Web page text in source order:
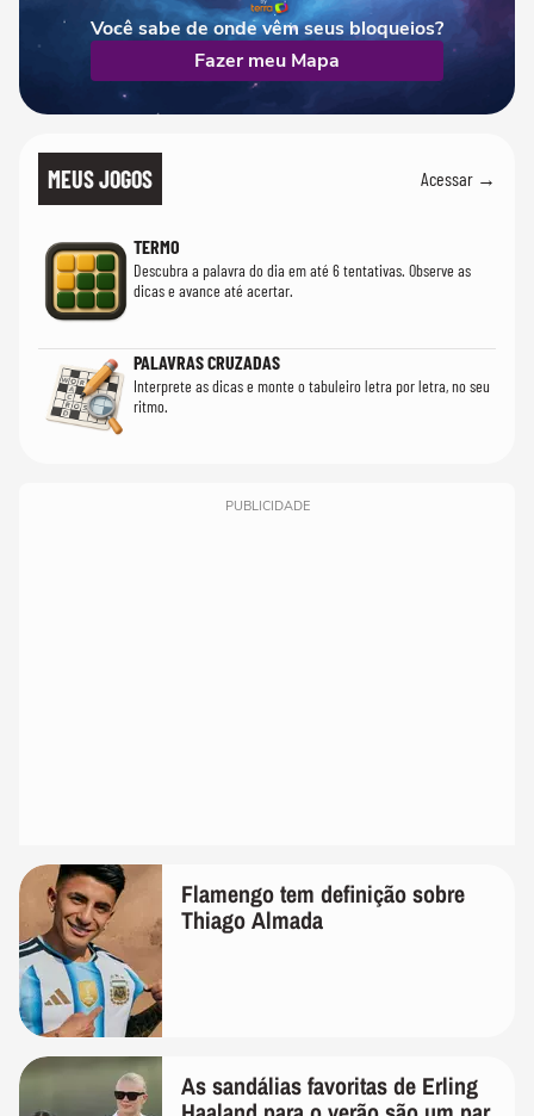
Você sabe de onde vêm seus bloqueios?
Fazer meu Mapa
MEUS JOGOS Acessar →
TERMO
Descubra a palavra do dia em até 6 tentativas. Observe as
dicas e avance até acertar.
PALAVRAS CRUZADAS
Interprete as dicas e monte o tabuleiro letra por letra, no seu
ritmo.
PUBLICIDADE
Flamengo tem definição sobre
Thiago Almada
As sandálias favoritas de Erling